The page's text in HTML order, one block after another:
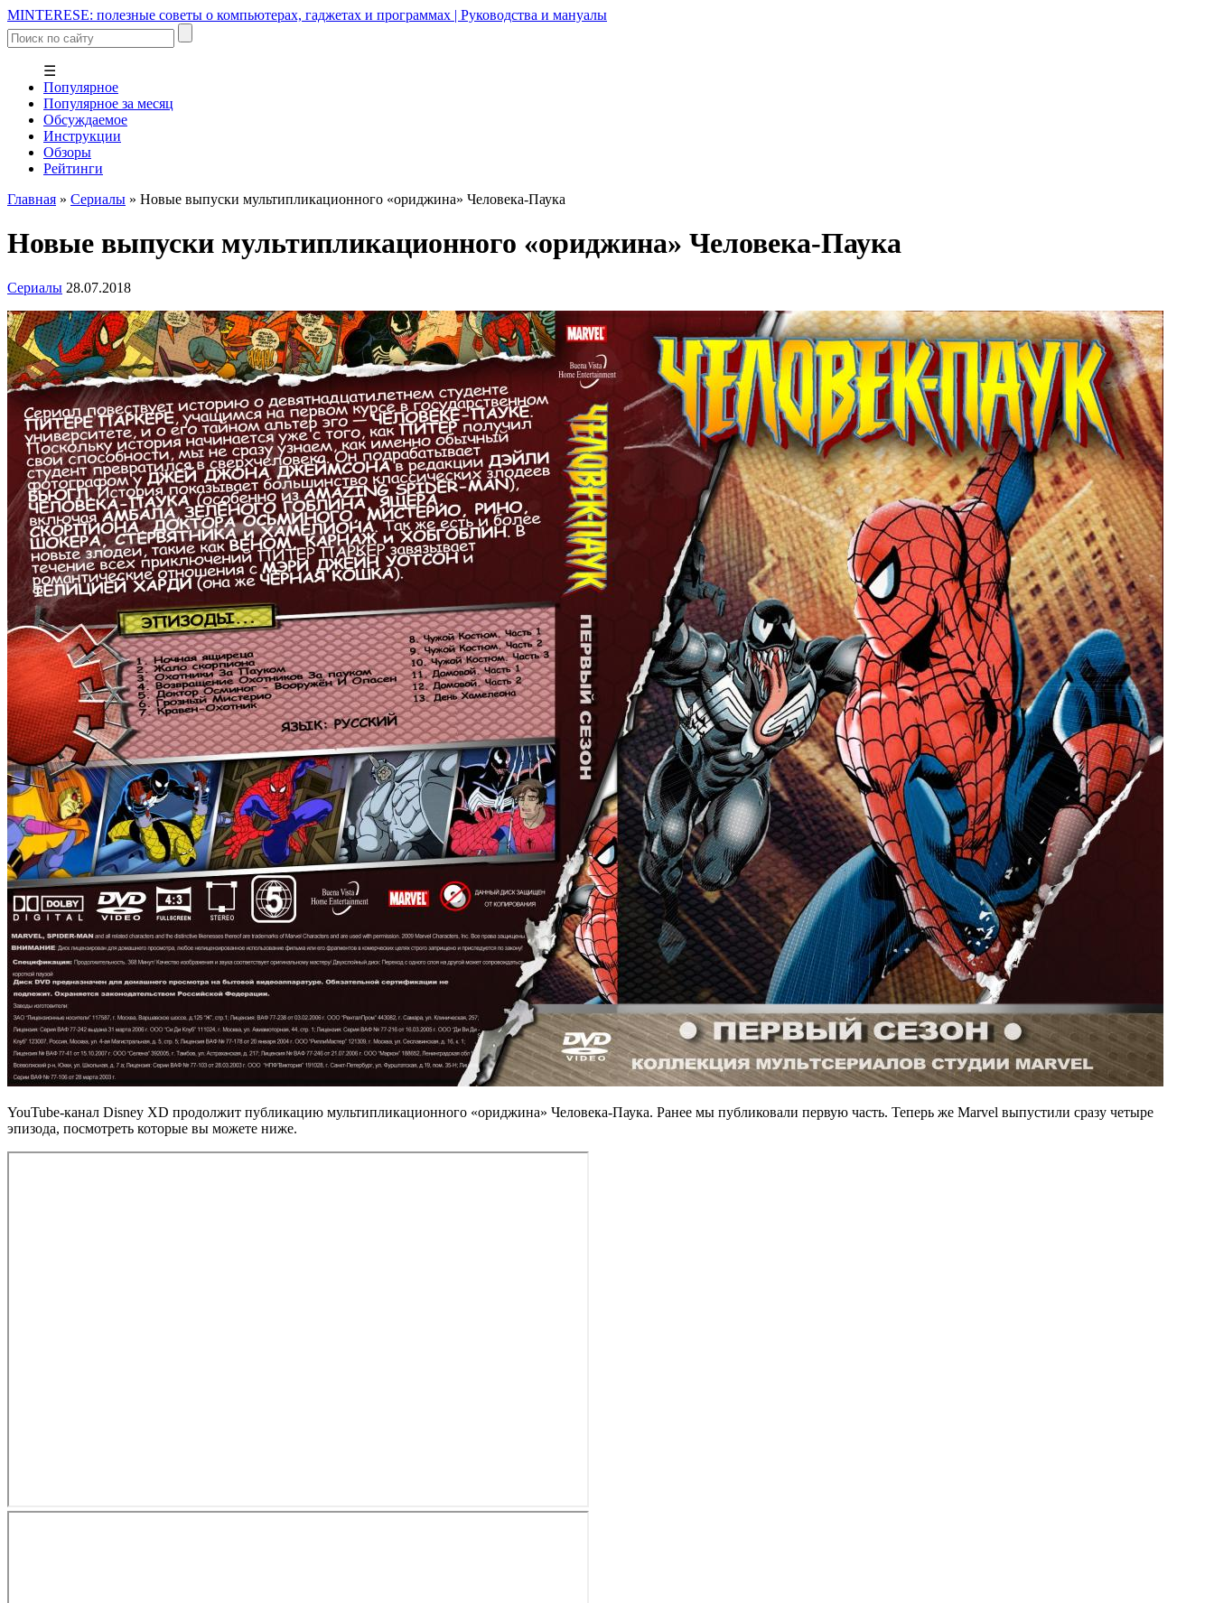
MINTERESE: полезные советы о компьютерах, гаджетах и программах | Руководства и мануалы
☰
Популярное
Популярное за месяц
Обсуждаемое
Инструкции
Обзоры
Рейтинги
Главная » Сериалы » Новые выпуски мультипликационного «ориджина» Человека-Паука
Новые выпуски мультипликационного «ориджина» Человека-Паука
Сериалы 28.07.2018
YouTube-канал Disney XD продолжит публикацию мультипликационного «ориджина» Человека-Паука. Ранее мы публиковали первую часть. Теперь же Marvel выпустили сразу четыре
эпизода, посмотреть которые вы можете ниже.